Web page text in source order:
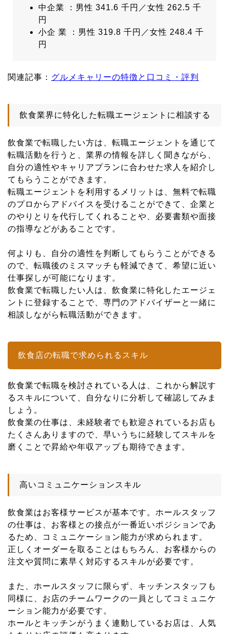
中企業 ：男性 341.6 千円／女性 262.5 千
円
小企 業 ：男性 319.8 千円／女性 248.4 千
円
関連記事： グルメキャリーの特徴と口コミ・評判
飲食業界に特化した転職エージェントに相談する
飲食業で転職したい方は、転職エージェントを通じて
転職活動を行うと、業界の情報を詳しく聞きながら、
自分の適性やキャリアプランに合わせた求人を紹介し
てもらうことができます。
転職エージェントを利用するメリットは、無料で転職
のプロからアドバイスを受けることができて、企業と
のやりとりを代行してくれることや、必要書類や面接
の指導などがあることです。
何よりも、自分の適性を判断してもらうことができる
ので、転職後のミスマッチも軽減できて、希望に近い
仕事探しが可能になります。
飲食業で転職したい人は、飲食業に特化したエージェ
ントに登録することで、専門のアドバイザーと一緒に
相談しながら転職活動ができます。
飲食店の転職で求められるスキル
飲食業で転職を検討されている人は、これから解説す
るスキルについて、自分なりに分析して確認してみま
しょう。
飲食業の仕事は、未経験者でも歓迎されているお店も
たくさんありますので、早いうちに経験してスキルを
磨くことで昇給や年収アップも期待できます。
高いコミュニケーションスキル
飲食業はお客様サービスが基本です。ホールスタッフ
の仕事は、お客様との接点が一番近いポジションであ
るため、コミュニケーション能力が求められます。
正しくオーダーを取ることはもちろん、お客様からの
注文や質問に素早く対応するスキルが必要です。
また、ホールスタッフに限らず、キッチンスタッフも
同様に、お店のチームワークの一員としてコミュニケ
ーション能力が必要です。
ホールとキッチンがうまく連動しているお店は、人気